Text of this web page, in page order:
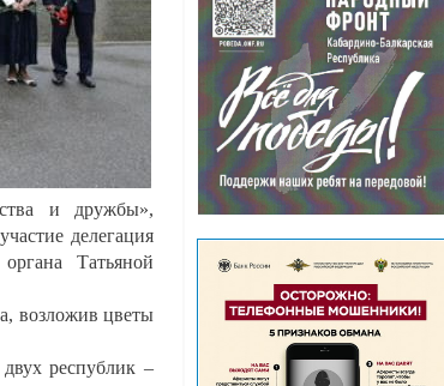
и дружбы»,
делегация
Татьяной
возложив цветы
республик –